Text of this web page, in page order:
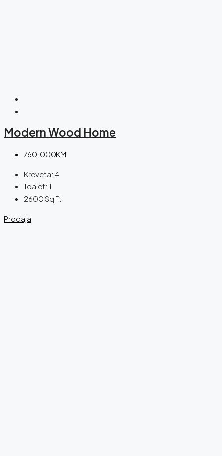
Modern Wood Home
760.000KM
Kreveta: 4
Toalet: 1
2600Sq Ft
Prodaja